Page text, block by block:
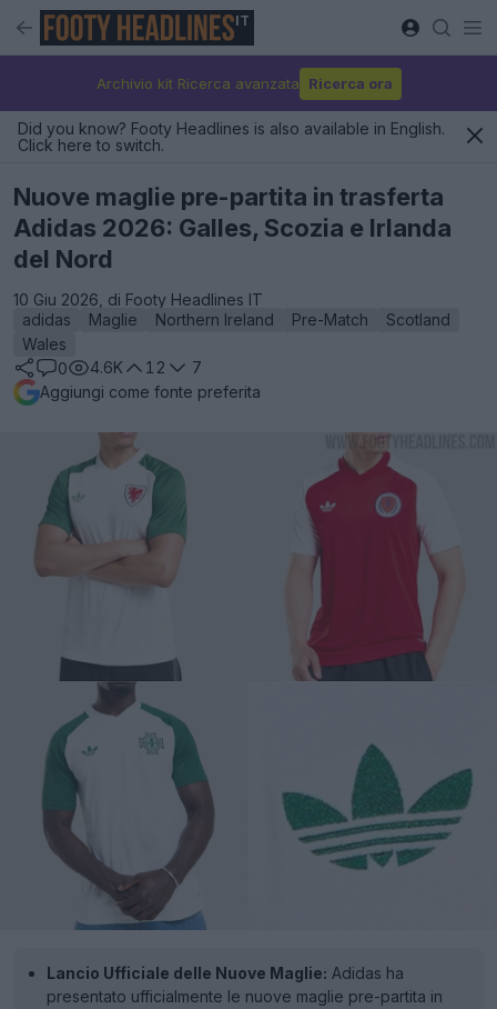
IT
Archivio kit Ricerca avanzata Ricerca ora
Did you know? Footy Headlines is also available in English.
Click here to switch.
Nuove maglie pre-partita in trasferta
Adidas 2026: Galles, Scozia e Irlanda
del Nord
10 Giu 2026, di Footy Headlines IT
adidas
Maglie Northern Ireland Pre-Match
Scotland
Wales
0
4.6K 12
7
Aggiungi come fonte preferita
Lancio Ufficiale delle Nuove Maglie: Adidas ha
presentato ufficialmente le nuove maglie pre-partita in